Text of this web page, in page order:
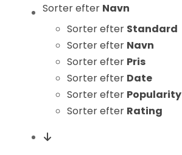
Sorter efter Navn
Sorter efter Standard
Sorter efter Navn
Sorter efter Pris
Sorter efter Date
Sorter efter Popularity
Sorter efter Rating
forbedre
hjemmesidens
funktionalitet
og struktur, ud
fra hvordan
hjemmesiden